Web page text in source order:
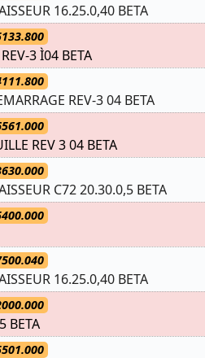
16.25.0,40 BETA
3 Ì04 BETA
REV-3 04 BETA
REV 3 04 BETA
C72 20.30.0,5 BETA
16.25.0,40 BETA
BETA